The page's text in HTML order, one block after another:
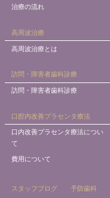
治療の流れ
高周波治療
高周波治療とは
訪問・障害者歯科診療
訪問・障害者歯科診療
口腔内改善プラセンタ療法
口内改善プラセンタ療法につい
て
費用について
スタッフブログ 予防歯科